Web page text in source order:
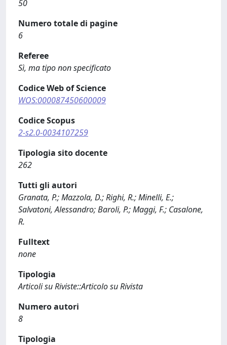
50
Numero totale di pagine
6
Referee
Sì, ma tipo non specificato
Codice Web of Science
WOS:000087450600009
Codice Scopus
2-s2.0-0034107259
Tipologia sito docente
262
Tutti gli autori
Granata, P.; Mazzola, D.; Righi, R.; Minelli, E.;
Salvatoni, Alessandro; Baroli, P.; Maggi, F.; Casalone,
R.
Fulltext
none
Tipologia
Articoli su Riviste::Articolo su Rivista
Numero autori
8
Tipologia